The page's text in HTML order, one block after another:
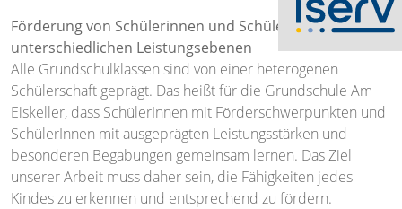
Förderung von Schülerinnen und Schülern auf
unterschiedlichen Leistungsebenen
Alle Grundschulklassen sind von einer heterogenen
Schülerschaft geprägt. Das heißt für die Grundschule Am
Eiskeller, dass SchülerInnen mit Förderschwerpunkten und
SchülerInnen mit ausgeprägten Leistungsstärken und
besonderen Begabungen gemeinsam lernen. Das Ziel
unserer Arbeit muss daher sein, die Fähigkeiten jedes
Kindes zu erkennen und entsprechend zu fördern.